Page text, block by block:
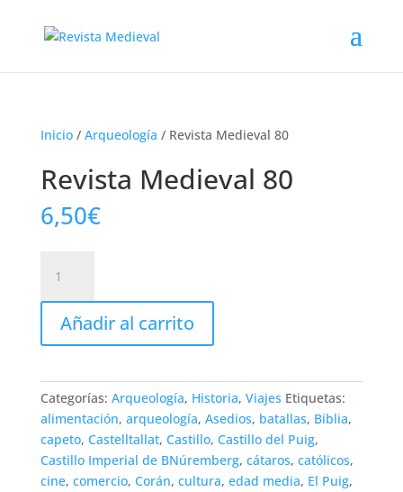
Inicio/ Arqueología / Revista Medieval 80
Revista Medieval 80
6,50€
Medieval
80
cantidad
Añadir al carrito
Categorías: Arqueología, Historia, Viajes Etiquetas:
alimentación, arqueología, Asedios, batallas, Biblia,
capeto, Castelltallat, Castillo, Castillo del Puig,
Castillo Imperial de BNúremberg, cátaros, católicos,
cine, comercio, Corán, cultura, edad media, El Puig,